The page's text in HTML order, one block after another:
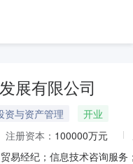
展有限公司
资与资产管理
开业
注册资本： 100000万元